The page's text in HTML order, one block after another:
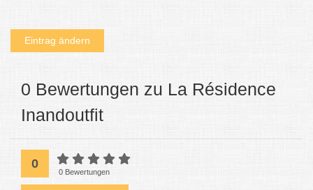
Eintrag ändern
0 Bewertungen zu La Résidence
Inandoutfit
0
0 Bewertungen